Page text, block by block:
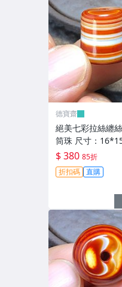
德寶齋
絕美七彩拉絲纏
筒珠 尺寸：
彩拉絲，螺旋上升
料子， 天珠 瑪瑙
手【德寶齋】6346
$ 380 85折
折扣碼 直購